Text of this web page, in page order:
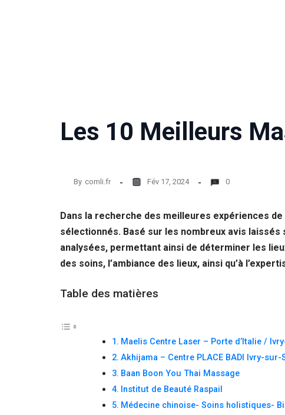
Les 10 Meilleurs
By comli.fr Fév 17, 2024 0
Dans la recherche des meilleures expériences
sélectionnés. Basé sur les nombreux avis
analysées, permettant ainsi de déterminer les
des soins, l’ambiance des lieux, ainsi qu’à
Table des matières
Maelis Centre Laser – Porte d’Italie /
Akhijama – Centre PLACE BADI Ivry-sur-
Baan Boon You Thai Massage
Institut de Beauté Raspail
Médecine chinoise- Soins holistiques-